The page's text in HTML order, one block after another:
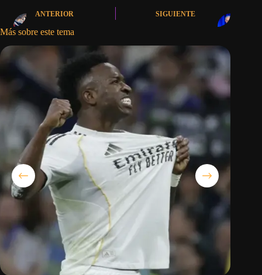
ANTERIOR SIGUIENTE
Más sobre este tema